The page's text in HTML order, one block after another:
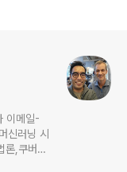
이메일-
신러닝 시
론,쿠버네